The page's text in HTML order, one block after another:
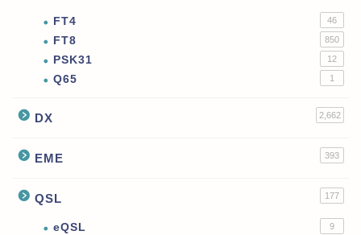
FT4 46
FT8 850
PSK31 12
Q65 1
DX 2,662
EME 393
QSL 177
eQSL 9